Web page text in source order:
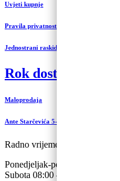
Uvjeti kupnje
Pravila privatnosti
Jednostrani raskid ugovora
Rok dostave 3 do 5
Maloprodaja
Ante Starčevića 5-A, Koprivnica
Radno vrijeme:
Ponedjeljak-petak 09:00 – 19:00
Subota 08:00 – 13:00